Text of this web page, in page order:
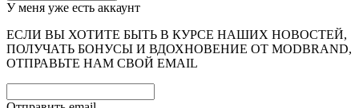
У меня уже есть аккаунт
ЕСЛИ ВЫ ХОТИТЕ БЫТЬ В КУРСЕ НАШИХ НОВОСТЕЙ,
ПОЛУЧАТЬ БОНУСЫ И ВДОХНОВЕНИЕ ОТ MODBRAND,
ОТПРАВЬТЕ НАМ СВОЙ EMAIL